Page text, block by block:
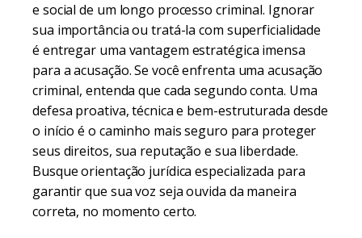
e social de um longo processo criminal. Ignorar
sua importância ou tratá-la com superficialidade
é entregar uma vantagem estratégica imensa
para a acusação. Se você enfrenta uma acusação
criminal, entenda que cada segundo conta. Uma
defesa proativa, técnica e bem-estruturada desde
o início é o caminho mais seguro para proteger
seus direitos, sua reputação e sua liberdade.
Busque orientação jurídica especializada para
garantir que sua voz seja ouvida da maneira
correta, no momento certo.